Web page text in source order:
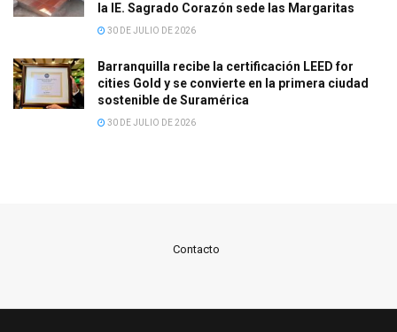
la IE. Sagrado Corazón sede las Margaritas
30 DE JULIO DE 2026
Barranquilla recibe la certificación LEED for
cities Gold y se convierte en la primera ciudad
sostenible de Suramérica
30 DE JULIO DE 2026
Contacto